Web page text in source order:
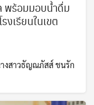
พร้อมมอบน้ำดื่ม
งเรียนในเขต
งสาวธัญณภัสส์ ชนรัก